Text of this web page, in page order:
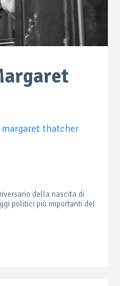
margaret thatcher
della nascita di
politici più importanti del